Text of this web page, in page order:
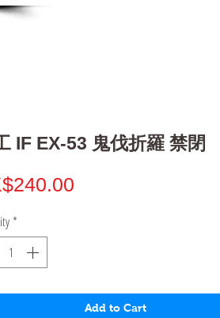
IF EX-53 鬼伐折羅 禁閉
*
Add to Cart